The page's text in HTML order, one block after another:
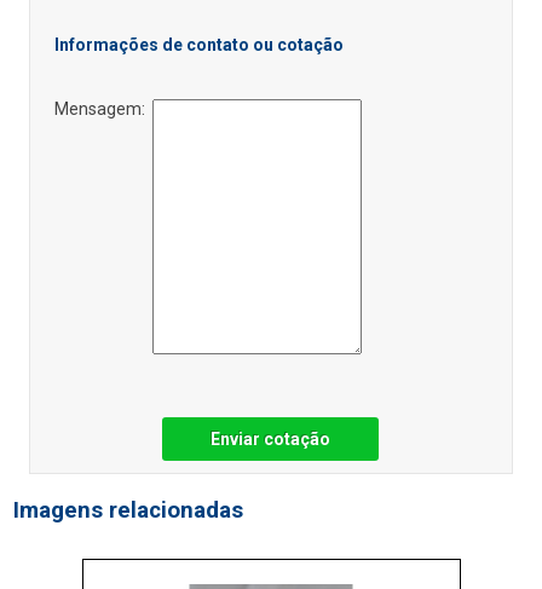
Informações de contato ou cotação
Mensagem:
Enviar cotação
Imagens relacionadas